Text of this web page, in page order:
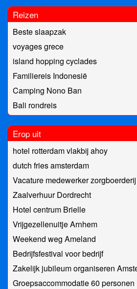
Reizen
Beste slaapzak
voyages grece
island hopping cyclades
Familiereis Indonesië
Camping Nono Ban
Bali rondreis
Erop uit
hotel rotterdam vlakbij ahoy
dutch fries amsterdam
Vacature medewerker zorgboerderij
Zaalverhuur Dordrecht
Hotel centrum Brielle
Vrijgezellenuitje Arnhem
Weekend weg Ameland
Bedrijfsfestival voor bedrijf
Zakelijk jubileum organiseren
Groepsaccommodatie 60 personen